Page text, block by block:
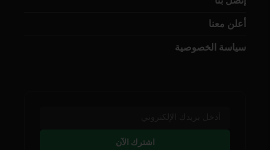
أعلن معنا
سياسة الخصوصية
اشترك الآن